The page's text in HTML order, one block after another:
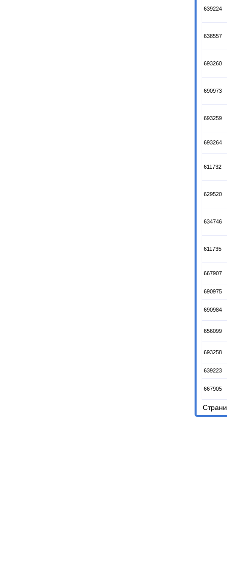
639224
638557
693260
690973
693259
693264
611732
629520
634746
611735
667907
690975
690984
656099
693258
639223
667905